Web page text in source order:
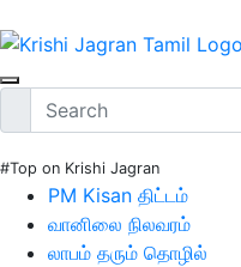
#Top on Krishi Jagran
PM Kisan திட்டம்
வானிலை நிலவரம்
லாபம் தரும் தொழில்